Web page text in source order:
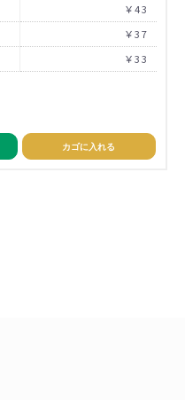
￥43
￥37
￥33
カゴに入れる